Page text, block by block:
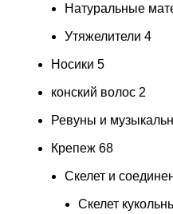
Натуральные
Утяжелители 4
Носики 5
конский волос 2
Ревуны и
Крепеж 68
Скелет и
Скелет